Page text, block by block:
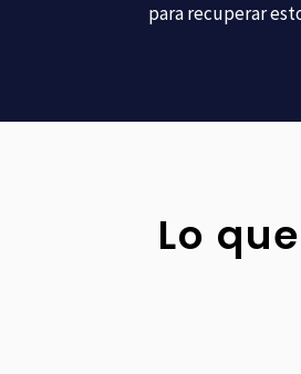
para recuperar
Lo